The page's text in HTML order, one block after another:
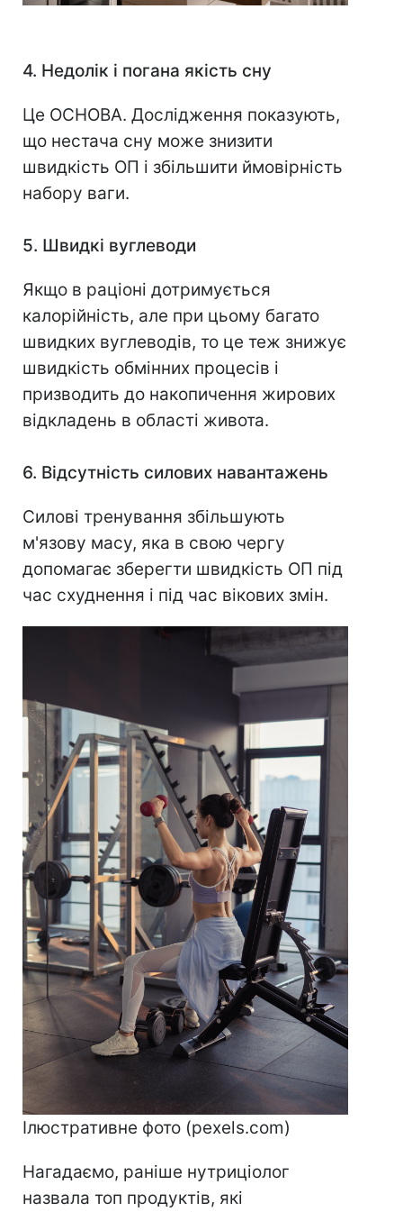
4. Недолік і погана якість сну
Це ОСНОВА. Дослідження показують,
що нестача сну може знизити
швидкість ОП і збільшити ймовірність
набору ваги.
5. Швидкі вуглеводи
Якщо в раціоні дотримується
калорійність, але при цьому багато
швидких вуглеводів, то це теж знижує
швидкість обмінних процесів і
призводить до накопичення жирових
відкладень в області живота.
6. Відсутність силових навантажень
Силові тренування збільшують
м'язову масу, яка в свою чергу
допомагає зберегти швидкість ОП під
час схуднення і під час вікових змін.
Ілюстративне фото (pexels.com)
Нагадаємо, раніше нутриціолог
назвала топ продуктів, які